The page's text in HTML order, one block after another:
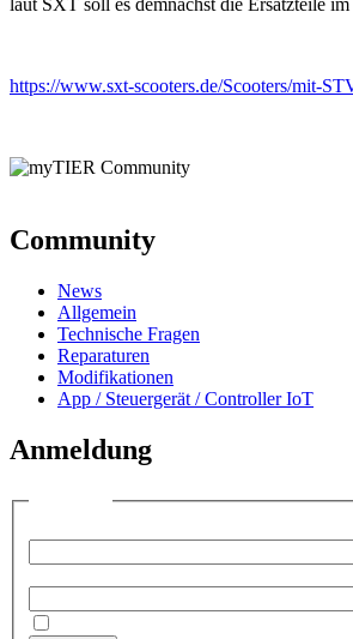
laut SXT soll es demnächst die Ersatzteile im
https://www.sxt-scooters.de/Scooters/mit-
Community
News
Allgemein
Technische Fragen
Reparaturen
Modifikationen
App / Steuergerät / Controller IoT
Anmeldung